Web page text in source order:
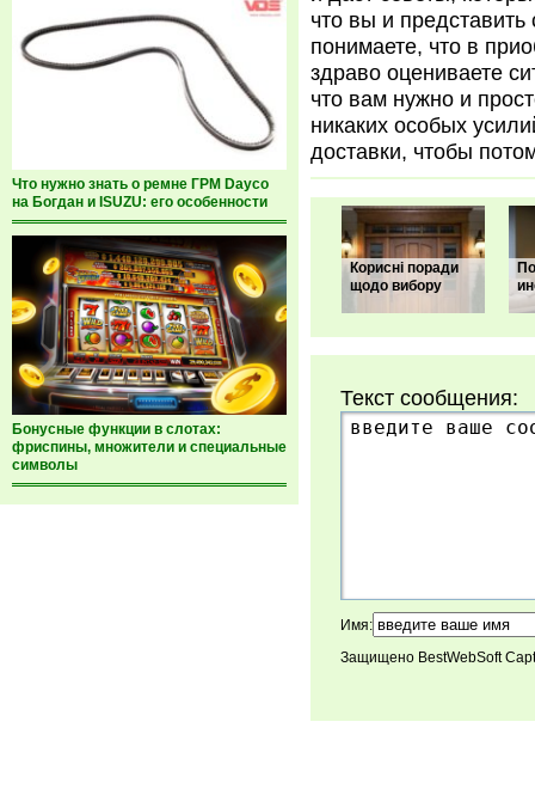
Что нужно знать о ремне ГРМ Dayco
на Богдан и ISUZU: его особенности
Бонусные функции в слотах:
фриспины, множители и специальные
символы
что вы и
понимаете, что в
здраво оцениваете
что вам нужно и
никаких особых
доставки, чтобы
Корисні поради
щодо вибору
Текст сообщения:
Имя:
Защищено BestWebSoft